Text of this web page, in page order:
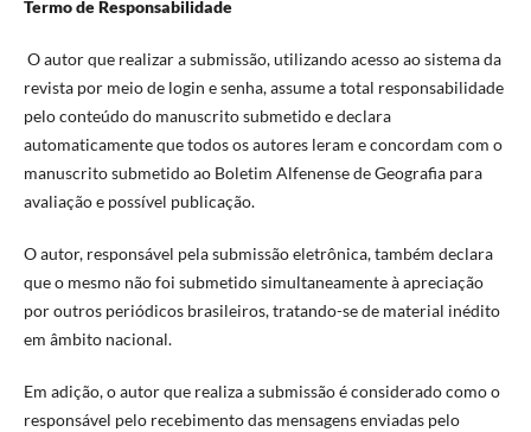
Termo de Responsabilidade
O autor que realizar a submissão, utilizando acesso ao sistema da
revista por meio de login e senha, assume a total responsabilidade
pelo conteúdo do manuscrito submetido e declara
automaticamente que todos os autores leram e concordam com o
manuscrito submetido ao Boletim Alfenense de Geografia para
avaliação e possível publicação.
O autor, responsável pela submissão eletrônica, também declara
que o mesmo não foi submetido simultaneamente à apreciação
por outros periódicos brasileiros, tratando-se de material inédito
em âmbito nacional.
Em adição, o autor que realiza a submissão é considerado como o
responsável pelo recebimento das mensagens enviadas pelo